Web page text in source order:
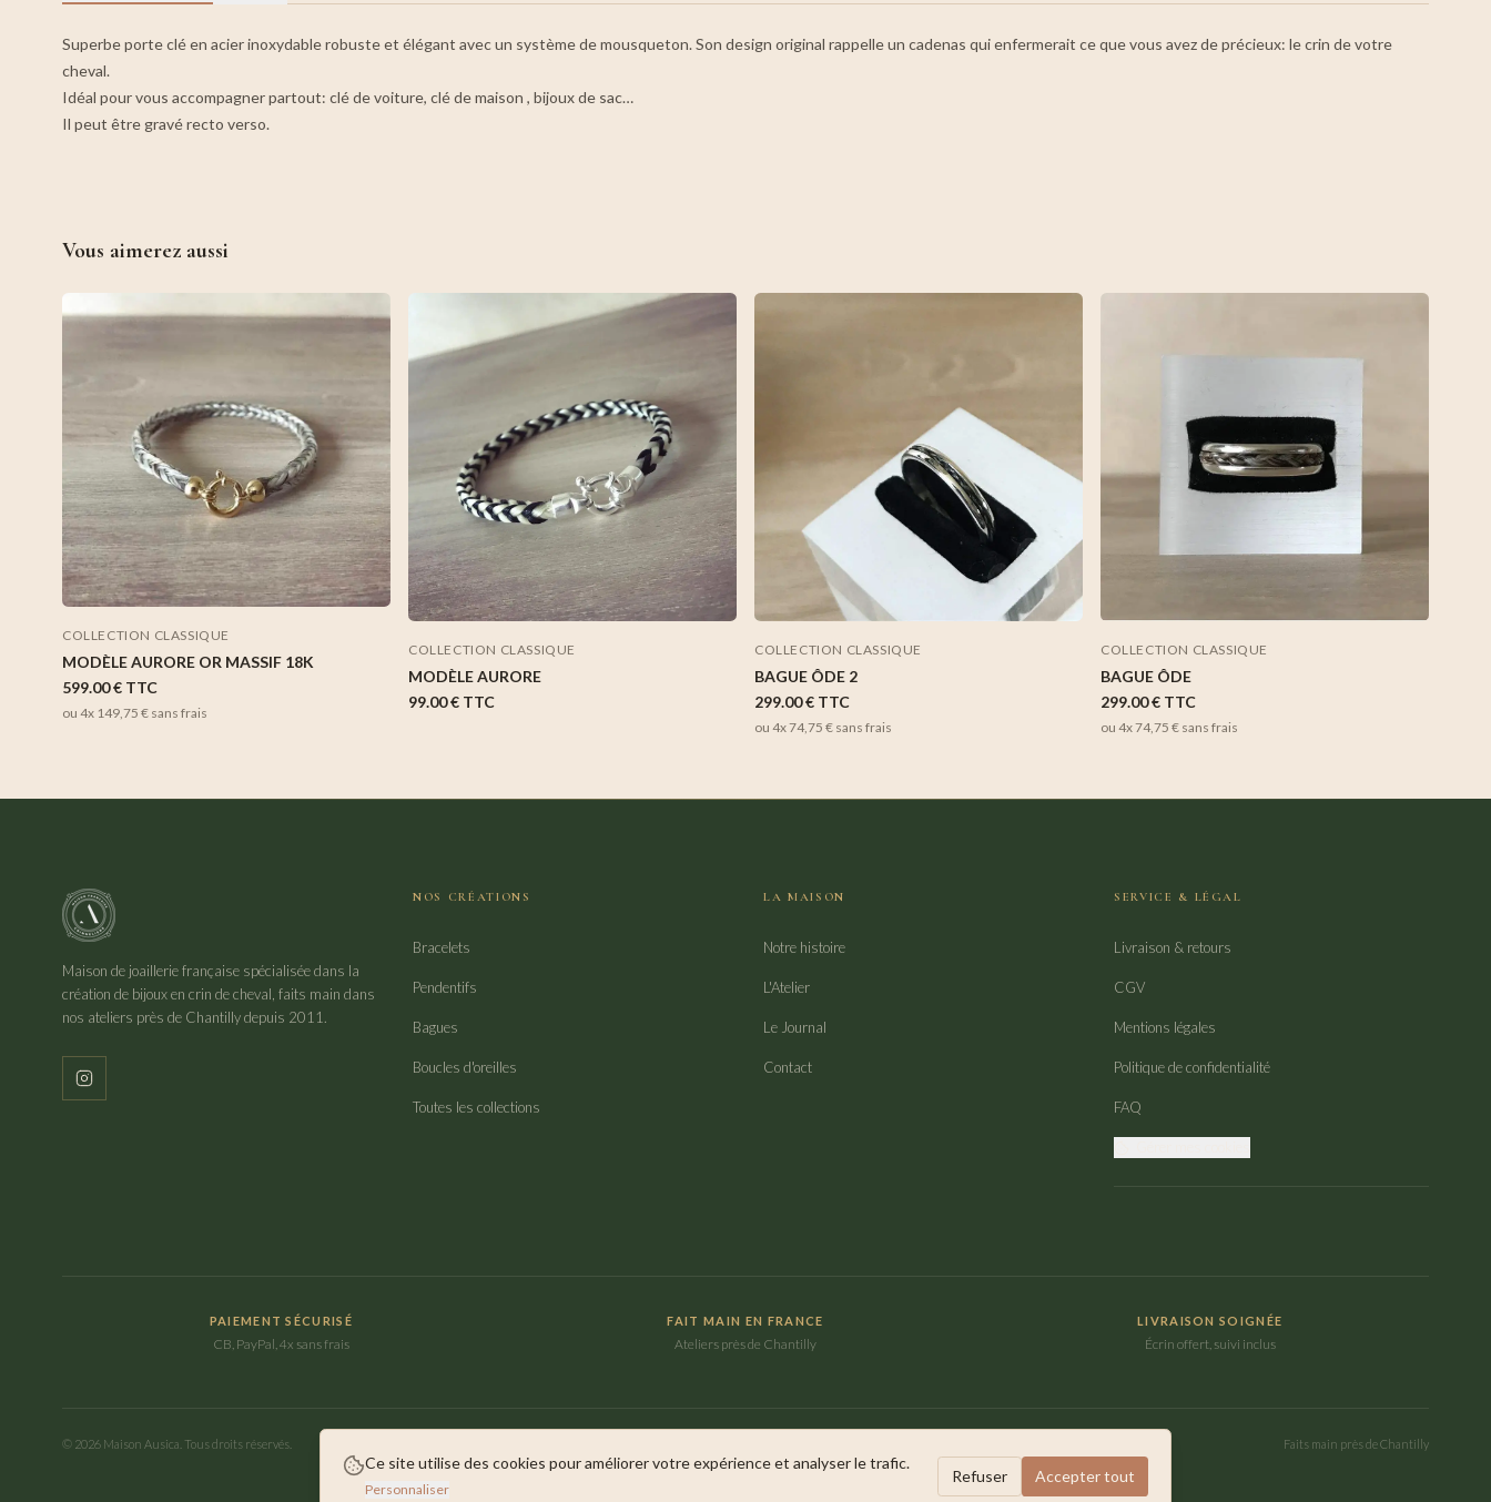
Superbe porte clé en acier inoxydable robuste et élégant avec un système de mousqueton. Son design original rappelle un cadenas qui enfermerait ce que vous avez de précieux: le crin de votre
cheval.
Idéal pour vous accompagner partout: clé de voiture, clé de maison , bijoux de sac…
Il peut être gravé recto verso.
Vous aimerez aussi
COLLECTION CLASSIQUE
MODÈLE AURORE OR MASSIF 18K
599.00 € TTC
ou 4x 149,75 € sans frais
COLLECTION CLASSIQUE
MODÈLE AURORE
99.00 € TTC
COLLECTION CLASSIQUE
BAGUE ÔDE 2
299.00 € TTC
ou 4x74,75 € sans frais
COLLECTION CLASSIQUE
BAGUE ÔDE
299.00 € TTC
ou 4x74,75 € sans frais
Maison de joaillerie française spécialisée dans la
création de bijoux en crin de cheval, faits main dans
nos ateliers près de Chantilly depuis 2011.
NOS CRÉATIONS
Bracelets
Pendentifs
Bagues
Boucles d'oreilles
Toutes les collections
LA MAISON
Notre histoire
L'Atelier
Le Journal
Contact
SERVICE & LÉGAL
Livraison & retours
CGV
Mentions légales
Politique de confidentialité
FAQ
PAIEMENT SÉCURISÉ
CB, PayPal, 4x sans frais
FAIT MAIN EN FRANCE
Ateliers près de Chantilly
LIVRAISON SOIGNÉE
Écrin offert, suivi inclus
© 2026 Maison Ausica. Tous droits réservés. Faits main près de Chantilly
Ce site utilise des cookies pour améliorer votre expérience et analyser le trafic.
Personnaliser
Refuser Accepter tout